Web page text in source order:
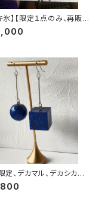
氷】【限定１点のみ、再販の
ありません】ヴィンテージ
で作った丸型3wayネッ
定、デカマル、デカシカク
アス 【漫画NANAのオ
ュピアス】【TAKUMI】